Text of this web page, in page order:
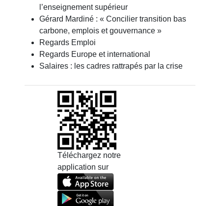
l’enseignement supérieur
Gérard Mardiné : « Concilier transition bas
carbone, emplois et gouvernance »
Regards Emploi
Regards Europe et international
Salaires : les cadres rattrapés par la crise
Téléchargez notre
application sur